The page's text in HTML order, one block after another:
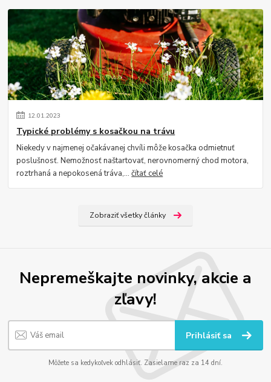
12.01.2023
Typické problémy s kosačkou na trávu
Niekedy v najmenej očakávanej chvíli môže kosačka odmietnuť
poslušnosť. Nemožnosť naštartovať, nerovnomerný chod motora,
roztrhaná a nepokosená tráva,...čítať celé
Zobraziť všetky články
Nepremeškajte novinky, akcie a
zľavy!
Prihlásiť sa
Môžete sa kedykoľvek odhlásiť. Zasielame raz za 14 dní.